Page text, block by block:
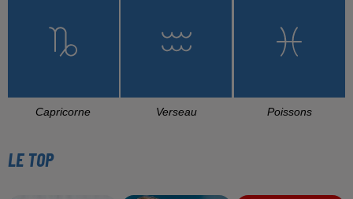
Capricorne Verseau Poissons
LE TOP